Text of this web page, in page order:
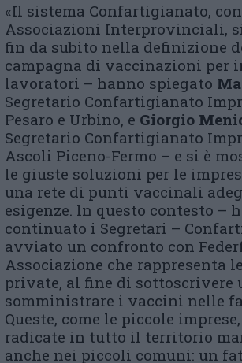
«Il sistema Confartigianato,
Associazioni Interprovinciali,
fin da subito nella definizione
campagna di vaccinazioni per
lavoratori – hanno spiegato
Segretario Confartigianato
Pesaro e Urbino, e Giorgio
Segretario Confartigianato
Ascoli Piceno-Fermo – e si è
le giuste soluzioni per le
una rete di punti vaccinali
esigenze. ln questo contesto –
continuato i Segretari –
avviato un confronto con
Associazione che rappresenta
private, al fine di sottoscrivere
somministrare i vaccini nelle
Queste, come le piccole
radicate in tutto il territorio
anche nei piccoli comuni: un